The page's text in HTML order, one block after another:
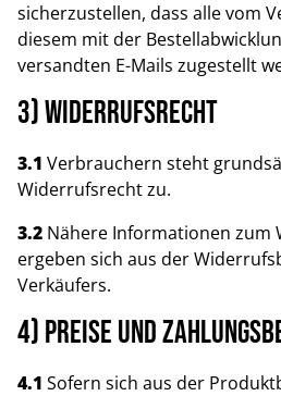
sicherzustellen, dass alle vom
diesem mit der
versandten E-Mails zugestellt
3) Widerrufsrecht
3.1 Verbrauchern steht
Widerrufsrecht zu.
3.2 Nähere Informationen zum
ergeben sich aus der
Verkäufers.
4) Preise und
4.1 Sofern sich aus der